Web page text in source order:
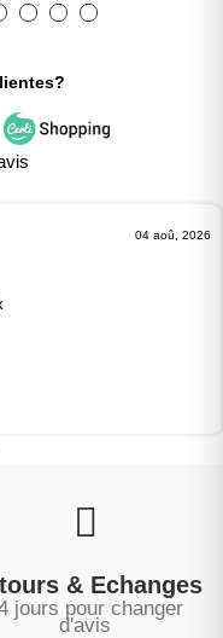
04 aoû, 2026
& Echanges
jours pour changer
d'avis